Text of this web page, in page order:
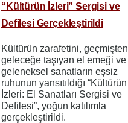
“Kültürün İzleri” Sergisi ve
Defilesi Gerçekleştirildi
Kültürün zarafetini, geçmişten
geleceğe taşıyan el emeği ve
geleneksel sanatların eşsiz
ruhunun yansıtıldığı “Kültürün
İzleri: El Sanatları Sergisi ve
Defilesi”, yoğun katılımla
gerçekleştirildi.